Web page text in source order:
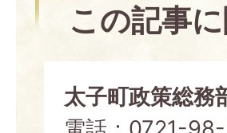
この記事
太子町政策総務